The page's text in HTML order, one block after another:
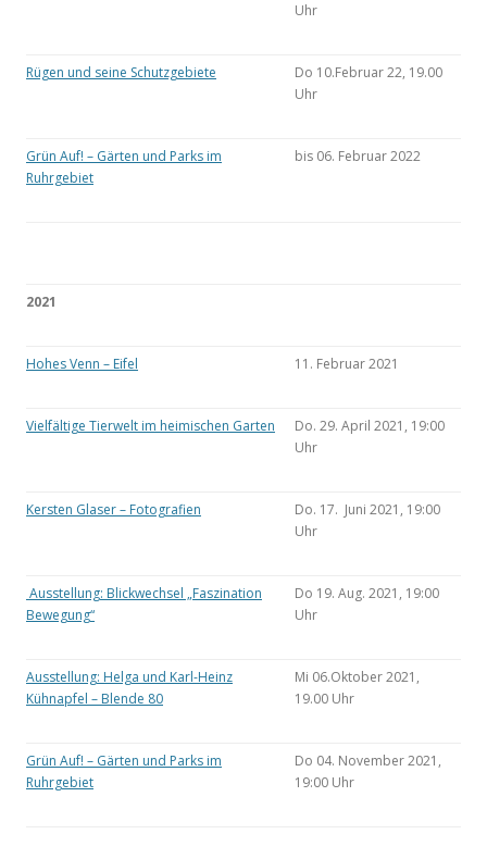
Uhr
Rügen und seine Schutzgebiete
Do 10.Februar 22, 19.00
Uhr
Grün Auf! – Gärten und Parks im
Ruhrgebiet
bis 06. Februar 2022
2021
Hohes Venn – Eifel 11. Februar 2021
Vielfältige Tierwelt im heimischen Garten
Do. 29. April 2021, 19:00
Uhr
Kersten Glaser – Fotografien
Do. 17. Juni 2021, 19:00
Uhr
Ausstellung: Blickwechsel „Faszination
Bewegung“
Do 19. Aug. 2021, 19:00
Uhr
Ausstellung: Helga und Karl-Heinz
Kühnapfel – Blende 80
Mi 06.Oktober 2021,
19.00 Uhr
Grün Auf! – Gärten und Parks im
Ruhrgebiet
Do 04. November 2021,
19:00 Uhr